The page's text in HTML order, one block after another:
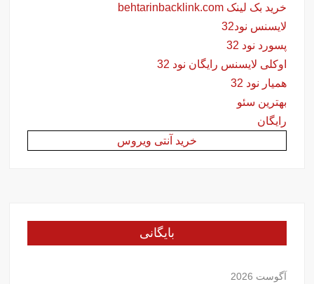
خرید بک لینک behtarinbacklink.com
لایسنس نود32
پسورد نود 32
اوکلی لایسنس رایگان نود 32
همیار نود 32
بهترین سئو
رایگان
خرید آنتی ویروس
بایگانی
آگوست 2026